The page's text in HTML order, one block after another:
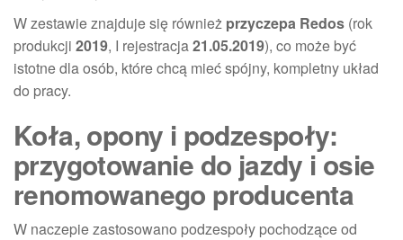
W zestawie znajduje się również przyczepa Redos (rok
produkcji 2019, I rejestracja21.05.2019), co może być
istotne dla osób, które chcą mieć spójny, kompletny układ
do pracy.
Koła, opony i podzespoły:
przygotowanie do jazdy i osie
renomowanego producenta
W naczepie zastosowano podzespoły pochodzące od